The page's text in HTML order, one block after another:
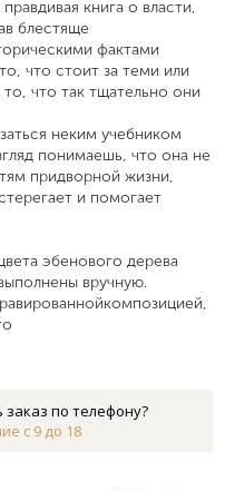
книга о власти,
блестяще
фактами
что стоит за теми или
что так тщательно они
неким учебником
понимаешь, что она не
придворной жизни,
и помогает
эбенового дерева
вручную.
заказ по телефону?
с 9 до 18